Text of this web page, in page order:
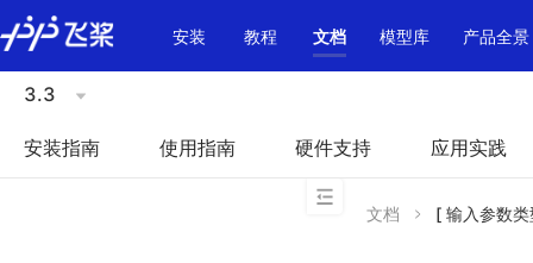
\u200E
安装
教程 文档 模型库 产品全景
3.3
安装指南 使用指南 硬件支持 应用实践
文档 [ 输入参数